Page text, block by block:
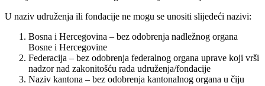
U naziv udruženja ili fondacije ne mogu se unositi slijedeći nazivi:
Bosna i Hercegovina – bez odobrenja nadležnog organa
Bosne i Hercegovine
Federacija – bez odobrenja federalnog organa uprave koji vrši
nadzor nad zakonitošću rada udruženja/fondacije
Naziv kantona – bez odobrenja kantonalnog organa u čiju